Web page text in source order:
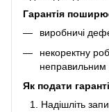
Гарантія
виробничі
некоректну
неправильним
Як подати
Надішліть